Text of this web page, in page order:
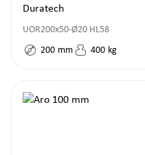
Duratech
UOR200x50-Ø20 HL58
200 mm 400 kg